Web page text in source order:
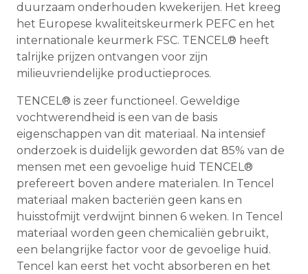
duurzaam onderhouden kwekerijen. Het kreeg
het Europese kwaliteitskeurmerk PEFC en het
internationale keurmerk FSC. TENCEL® heeft
talrijke prijzen ontvangen voor zijn
milieuvriendelijke productieproces.
TENCEL® is zeer functioneel. Geweldige
vochtwerendheid is een van de basis
eigenschappen van dit materiaal. Na intensief
onderzoek is duidelijk geworden dat 85% van de
mensen met een gevoelige huid TENCEL®
prefereert boven andere materialen. In Tencel
materiaal maken bacteriën geen kans en
huisstofmijt verdwijnt binnen 6 weken. In Tencel
materiaal worden geen chemicaliën gebruikt,
een belangrijke factor voor de gevoelige huid.
Tencel kan eerst het vocht absorberen en het